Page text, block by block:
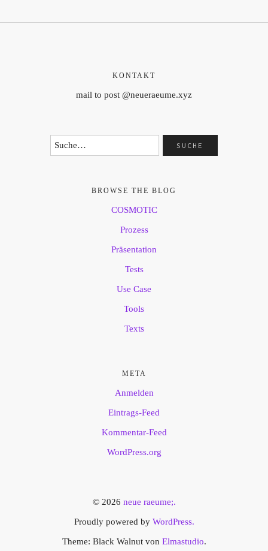
KONTAKT
mail to post @neueraeume.xyz
BROWSE THE BLOG
COSMOTIC
Prozess
Präsentation
Tests
Use Case
Tools
Texts
META
Anmelden
Eintrags-Feed
Kommentar-Feed
WordPress.org
© 2026 neue raeume;.
Proudly powered by WordPress.
Theme: Black Walnut von Elmastudio.